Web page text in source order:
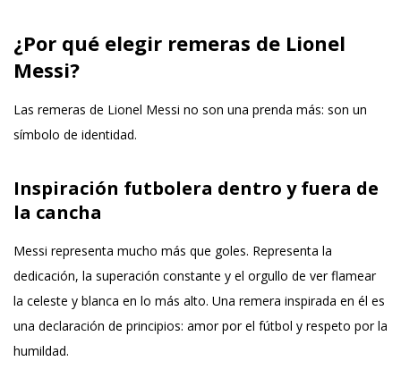
¿Por qué elegir remeras de Lionel
Messi?
Las remeras de Lionel Messi no son una prenda más: son un
símbolo de identidad.
Inspiración futbolera dentro y fuera de
la cancha
Messi representa mucho más que goles. Representa la
dedicación, la superación constante y el orgullo de ver flamear
la celeste y blanca en lo más alto. Una remera inspirada en él es
una declaración de principios: amor por el fútbol y respeto por la
humildad.